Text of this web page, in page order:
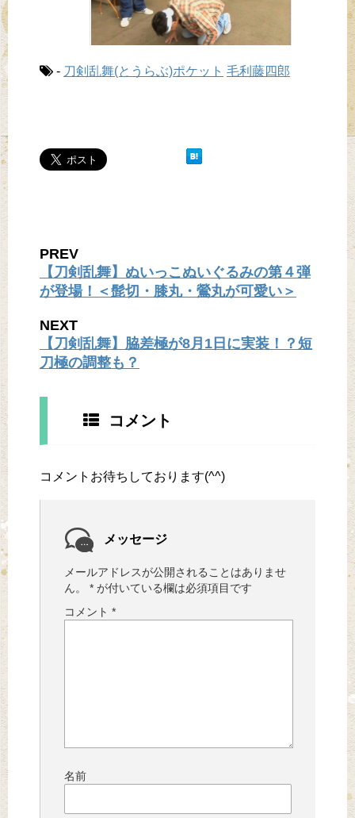
- 刀剣乱舞(とうらぶ)ポケット 毛利藤四郎
PREV
【刀剣乱舞】ぬいっこぬいぐるみの第４弾
が登場！＜髭切・膝丸・鶯丸が可愛い＞
NEXT
【刀剣乱舞】脇差極が8月1日に実装！？短
刀極の調整も？
コメント
コメントお待ちしております(^^)
メッセージ
メールアドレスが公開されることはありませ
ん。
* が付いている欄は必須項目です
コメント *
名前